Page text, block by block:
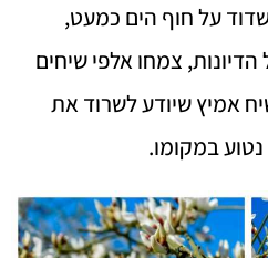
על חוף הים כמעט,
צמחו אלפי שיחים
אמיץ שיודע לשרוד את
במקומו.